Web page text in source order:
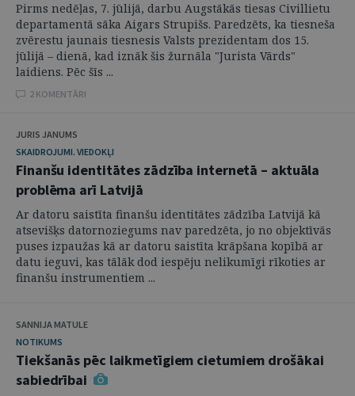
Pirms nedēļas, 7. jūlijā, darbu Augstākās tiesas Civillietu
departamentā sāka Aigars Strupišs. Paredzēts, ka tiesneša
zvērestu jaunais tiesnesis Valsts prezidentam dos 15.
jūlijā – dienā, kad iznāk šis žurnāla "Jurista Vārds"
laidiens. Pēc šīs ...
2 KOMENTĀRI
JURIS JANUMS
SKAIDROJUMI. VIEDOKĻI
Finanšu identitātes zādzība internetā – aktuāla
problēma arī Latvijā
Ar datoru saistīta finanšu identitātes zādzība Latvijā kā
atsevišķs datornoziegums nav paredzēta, jo no objektīvās
puses izpaužas kā ar datoru saistīta krāpšana kopībā ar
datu ieguvi, kas tālāk dod iespēju nelikumīgi rīkoties ar
finanšu instrumentiem ...
SANNIJA MATULE
NOTIKUMS
Tiekšanās pēc laikmetīgiem cietumiem drošākai
sabiedrībai